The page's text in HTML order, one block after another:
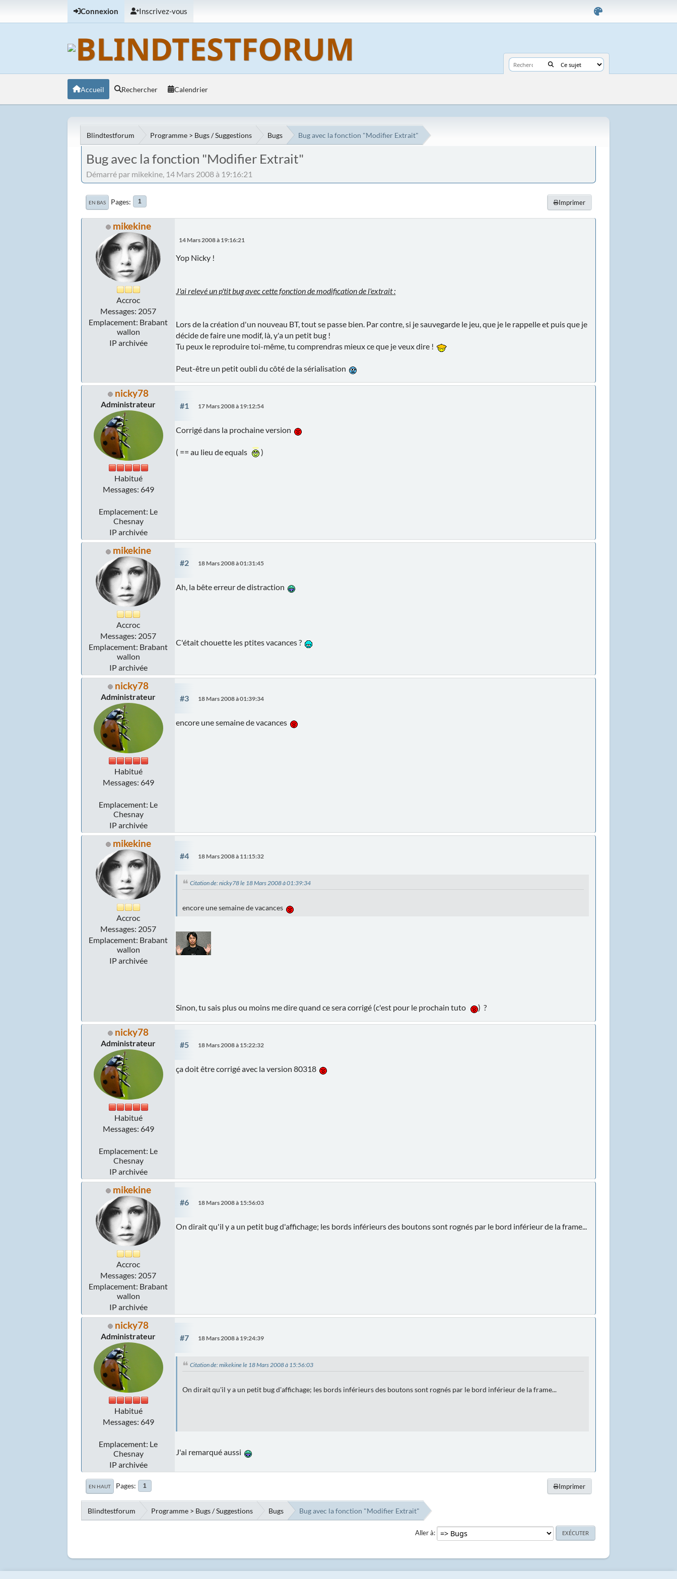
Connexion Inscrivez-vous
Accueil Rechercher Calendrier
Blindtestforum Programme > Bugs / Suggestions Bugs Bug avec la fonction "Modifier Extrait"
Bug avec la fonction "Modifier Extrait"
Démarré par mikekine, 14 Mars 2008 à 19:16:21
Imprimer
EN BAS Pages 1
mikekine
Accroc
Messages: 2057
Emplacement: Brabant
wallon
IP archivée
14 Mars 2008 à 19:16:21
Yop Nicky !
J'ai relevé un p'tit bug avec cette fonction de modification de l'extrait :
Lors de la création d'un nouveau BT, tout se passe bien. Par contre, si je sauvegarde le jeu, que je le rappelle et puis que je
décide de faire une modif, là, y'a un petit bug !
Tu peux le reproduire toi-même, tu comprendras mieux ce que je veux dire !
Peut-être un petit oubli du côté de la sérialisation
nicky78
Administrateur
Habitué
Messages: 649
Emplacement: Le
Chesnay
IP archivée
#1 17 Mars 2008 à 19:12:54
Corrigé dans la prochaine version
( == au lieu de equals )
mikekine
Accroc
Messages: 2057
Emplacement: Brabant
wallon
IP archivée
#2 18 Mars 2008 à 01:31:45
Ah, la bête erreur de distraction
C'était chouette les ptites vacances ?
nicky78
Administrateur
Habitué
Messages: 649
Emplacement: Le
Chesnay
IP archivée
#3 18 Mars 2008 à 01:39:34
encore une semaine de vacances
mikekine
Accroc
Messages: 2057
Emplacement: Brabant
wallon
IP archivée
#4 18 Mars 2008 à 11:15:32
Citation de: nicky78 le 18 Mars 2008 à 01:39:34
encore une semaine de vacances
Sinon, tu sais plus ou moins me dire quand ce sera corrigé (c'est pour le prochain tuto ) ?
nicky78
Administrateur
Habitué
Messages: 649
Emplacement: Le
Chesnay
IP archivée
#5 18 Mars 2008 à 15:22:32
ça doit être corrigé avec la version 80318
mikekine
Accroc
Messages: 2057
Emplacement: Brabant
wallon
IP archivée
#6 18 Mars 2008 à 15:56:03
On dirait qu'il y a un petit bug d'affichage; les bords inférieurs des boutons sont rognés par le bord inférieur de la frame...
nicky78
Administrateur
Habitué
Messages: 649
Emplacement: Le
Chesnay
IP archivée
#7 18 Mars 2008 à 19:24:39
Citation de: mikekine le 18 Mars 2008 à 15:56:03
On dirait qu'il y a un petit bug d'affichage; les bords inférieurs des boutons sont rognés par le bord inférieur de la frame...
J'ai remarqué aussi
Imprimer
EN HAUT Pages 1
Blindtestforum Programme > Bugs / Suggestions Bugs Bug avec la fonction "Modifier Extrait"
Aller à